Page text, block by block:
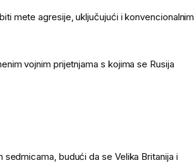
mete agresije, uključujući i konvencionalnim
vojnim prijetnjama s kojima se Rusija
sedmicama, budući da se Velika Britanija i